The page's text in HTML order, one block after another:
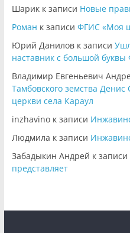
Шарикк записи Новые
Роман к записи ФГИС «Моя
Юрий Даниловк записи
наставник с большой
Владимир Евгеньевич
Тамбовского земства
церкви села Караул
inzhavinoк записи
Людмила к записи
Забадыкин Андрей к записи
представляет